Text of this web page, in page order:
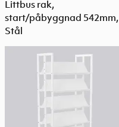
Littbus rak,
start/påbyggnad 542mm,
Stål